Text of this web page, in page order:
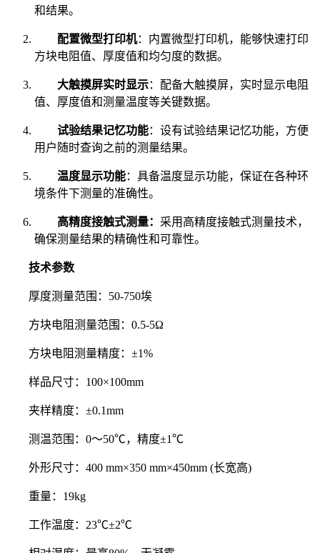
和结果。
配置微型打印机：内置微型打印机，能够快速打印
方块电阻值、厚度值和均匀度的数据。
大触摸屏实时显示：配备大触摸屏，实时显示电阻
值、厚度值和测量温度等关键数据。
试验结果记忆功能：设有试验结果记忆功能，方便
用户随时查询之前的测量结果。
温度显示功能：具备温度显示功能，保证在各种环
境条件下测量的准确性。
高精度接触式测量： 采用高精度接触式测量技术，
确保测量结果的精确性和可靠性。
技术参数
厚度测量范围：50-750埃
方块电阻测量范围：0.5-5Ω
方块电阻测量精度：±1%
样品尺寸：100×100mm
夹样精度：±0.1mm
测温范围：0～50℃，精度±1℃
外形尺寸：400 mm×350 mm×450mm (长宽高)
重量：19kg
工作温度：23℃±2℃